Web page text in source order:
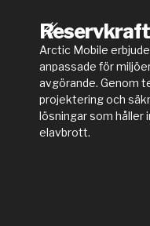
Arctic Mobile
anpassade för
avgörande. Genom
projektering och
lösningar som håller
elavbrott.